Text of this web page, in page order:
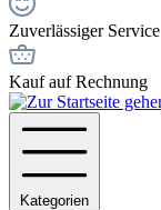
Zuverlässiger Service
Kauf auf Rechnung
Kategorien